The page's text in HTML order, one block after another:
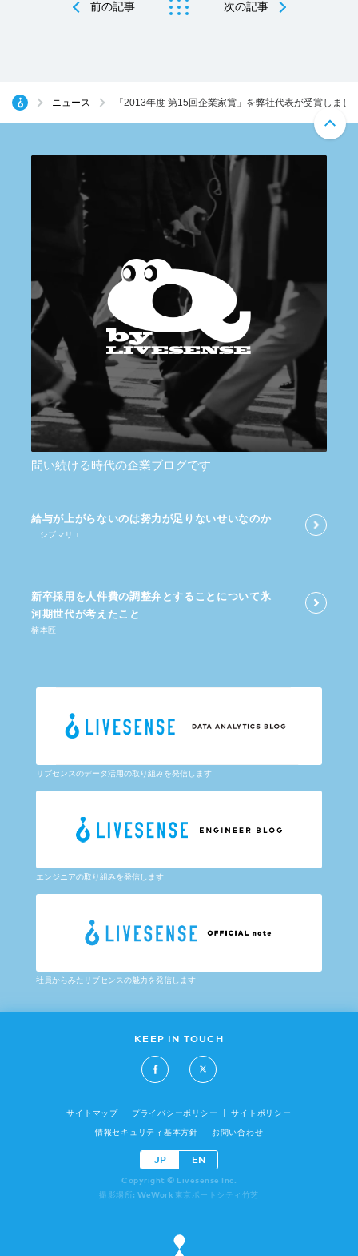
前の記事 次の記事
ニュース 「2013年度 第15回企業家賞」を弊社代表が受賞しまし
問い続ける時代の企業ブログです
給与が​上がらないのは​努力が​足りないせいなのか
ニシブマリエ
新卒採用を​人件費の​調整弁と​する​ことに​ついて​氷
河期世代が​考えた​こと
楠本匠
リブセンスのデータ活用の取り組みを発信します
エンジニアの取り組みを発信します
社員からみたリブセンスの魅力を発信します
KEEP IN TOUCH
サイトマップ プライバシーポリシー サイトポリシー
情報セキュリティ基本方針 お問い合わせ
JP EN
Copyright © Livesense Inc.
撮影場所: WeWork 東京ポートシティ竹芝